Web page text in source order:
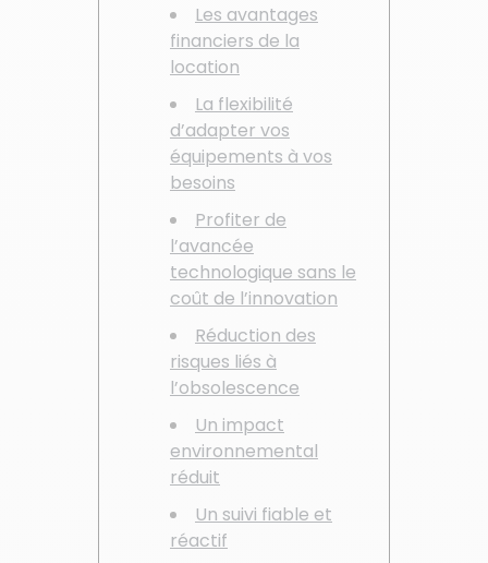
Les avantages
financiers de la
location
La flexibilité
d’adapter vos
équipements à vos
besoins
Profiter de
l’avancée
technologique sans le
coût de l’innovation
Réduction des
risques liés à
l’obsolescence
Un impact
environnemental
réduit
Un suivi fiable et
réactif